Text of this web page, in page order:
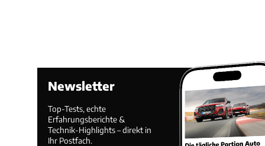
Newsletter
Top-Tests, echte
Erfahrungsberichte &
Technik-Highlights – direkt in
Ihr Postfach.